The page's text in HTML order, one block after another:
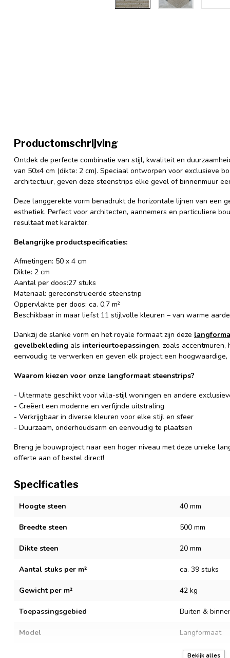
Productomschrijving
Ontdek de perfecte combinatie van stijl, kwaliteit en
van 50x4 cm (dikte: 2 cm). Speciaal ontworpen voor exclusieve
architectuur, geven deze steenstrips elke gevel of binnenmuur
Deze langgerekte vorm benadrukt de horizontale lijnen van een
esthetiek. Perfect voor architecten, aannemers en particuliere
resultaat met karakter.
Belangrijke productspecificaties:
Afmetingen: 50 x 4 cm
Dikte: 2 cm
Aantal per doos:27 stuks
Materiaal: gereconstrueerde steenstrip
Oppervlakte per doos: ca. 0,7 m²
Beschikbaar in maar liefst 11 stijlvolle kleuren – van warme
Dankzij de slanke vorm en het royale formaat zijn deze
gevelbekleding als interieurtoepassingen, zoals
eenvoudig te verwerken en geven elk project een hoogwaardige,
Waarom kiezen voor onze langformaat steenstrips?
- Uitermate geschikt voor villa-stijl woningen en andere
- Creëert een moderne en verfijnde uitstraling
- Verkrijgbaar in diverse kleuren voor elke stijl en sfeer
- Duurzaam, onderhoudsarm en eenvoudig te plaatsen
Breng je bouwproject naar een hoger niveau met deze unieke
offerte aan of bestel direct!
Specificaties
Hoogte steen 40 mm
Breedte steen 500 mm
Dikte steen 20 mm
Aantal stuks per m² ca. 39 stuks
Gewicht per m² 42 kg
Toepassingsgebied Buiten &
Model Langformaat
Wasserstrich
Bekijk alles